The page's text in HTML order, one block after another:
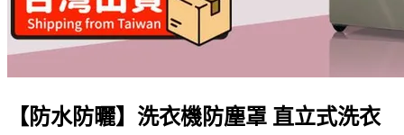
【防水防曬】洗衣機防塵罩 直立式洗衣